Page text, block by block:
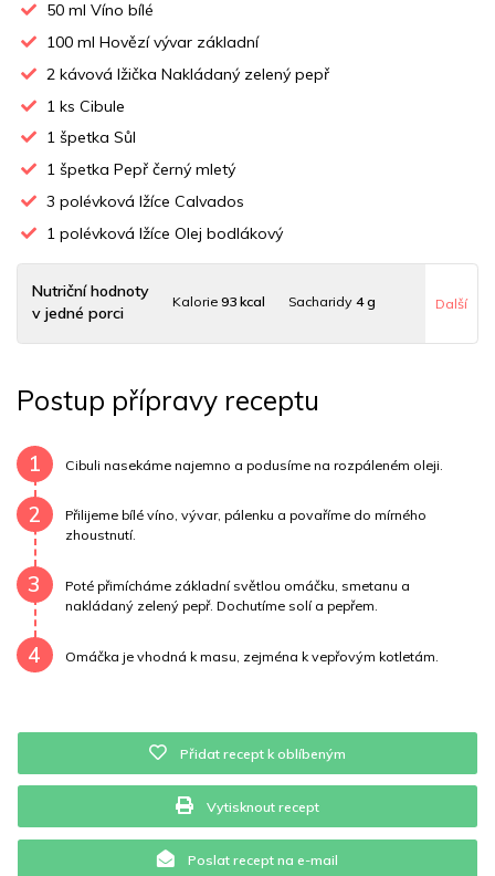
50 ml Víno bílé
100 ml Hovězí vývar základní
2 kávová lžička Nakládaný zelený pepř
1 ks Cibule
1 špetka Sůl
1 špetka Pepř černý mletý
3 polévková lžíce Calvados
1 polévková lžíce Olej bodlákový
Nutriční hodnoty
v jedné porci
Kalorie 93 kcal Sacharidy4 g
Uhlovodany 3 g Cholesterol 12.5 mg
Draslík 62.3 mg Vláknina 889.8 mg
Vitamín A 889.8 mg Vitamín B6 0 mg
Vitamín B12
Vápník0 mg Železo31.4 mg
Další
Postup přípravy receptu
1 Cibuli nasekáme najemno a podusíme na rozpáleném oleji.
2
Přilijeme bílé víno, vývar, pálenku a povaříme do mírného
zhoustnutí.
3
Poté přimícháme základní světlou omáčku, smetanu a
nakládaný zelený pepř. Dochutíme solí a pepřem.
4 Omáčka je vhodná k masu, zejména k vepřovým kotletám.
Přidat recept k oblíbeným
Vytisknout recept
Poslat recept na e-mail